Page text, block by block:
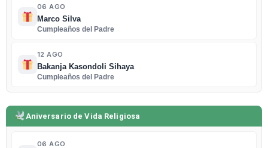
06 AGO
Marco Silva
Cumpleaños del Padre
12 AGO
Bakanja Kasondoli Sihaya
Cumpleaños del Padre
Aniversario de Vida Religiosa
06 AGO